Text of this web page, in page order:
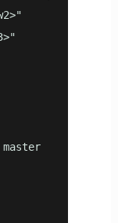
master